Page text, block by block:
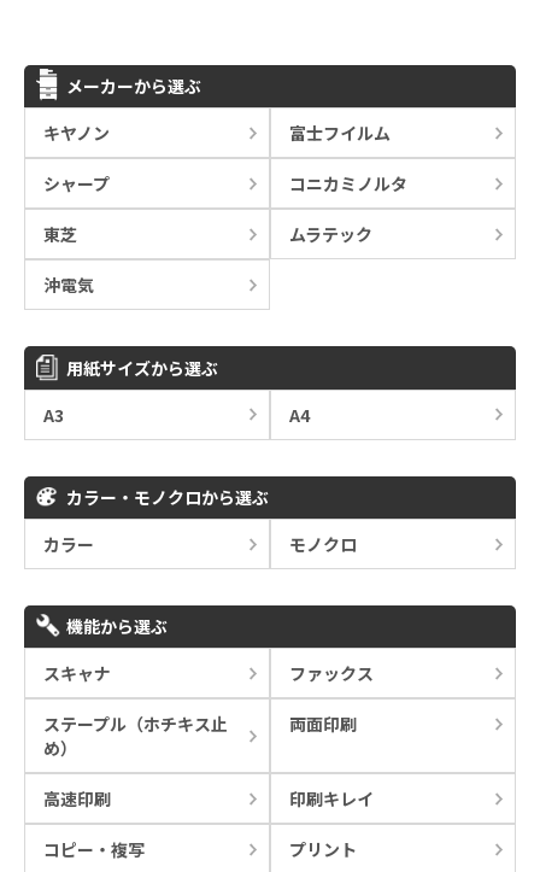
メーカーから選ぶ
キヤノン
富士フイルム
シャープ コニカミノルタ
東芝 ムラテック
沖電気
用紙サイズから選ぶ
A3
A4
カラー・モノクロから選ぶ
カラー
モノクロ
機能から選ぶ
スキャナ
ファックス
ステープル（ホチキス止
め）
両面印刷
高速印刷 印刷キレイ
コピー・複写 プリント